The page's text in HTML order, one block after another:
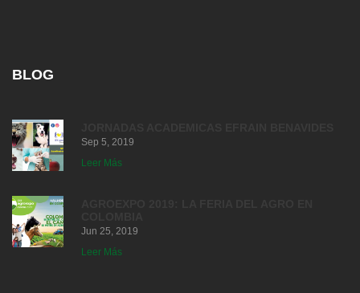
BLOG
Sep 5, 2019
Leer Más
Jun 25, 2019
Leer Más